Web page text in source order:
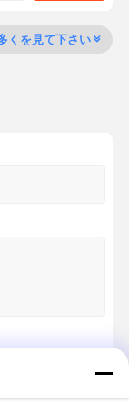
くを見て下さい